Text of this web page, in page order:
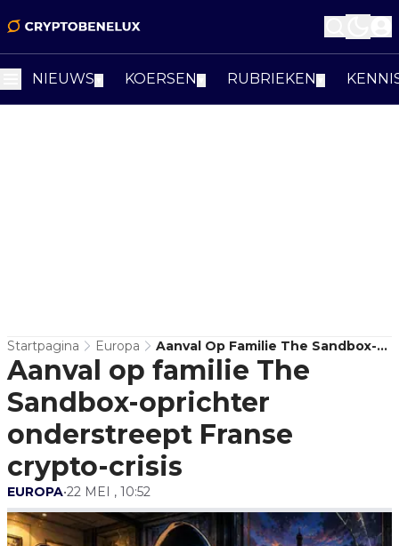
NIEUWS KOERSEN RUBRIEKEN
Startpagina Europa
Aanval Op Familie The Sandbox-
Oprichter Onderstreept Franse
Crypto-Crisis
Aanval op familie The
Sandbox-oprichter
onderstreept Franse
crypto-crisis
EUROPA•22 MEI , 10:52